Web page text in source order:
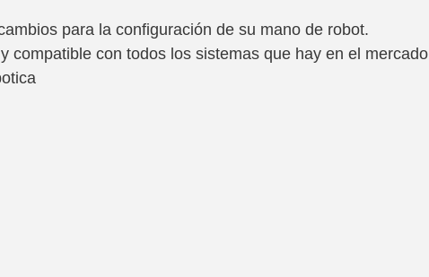
para la configuración de su mano de robot.
compatible con todos los sistemas que hay en el mercado